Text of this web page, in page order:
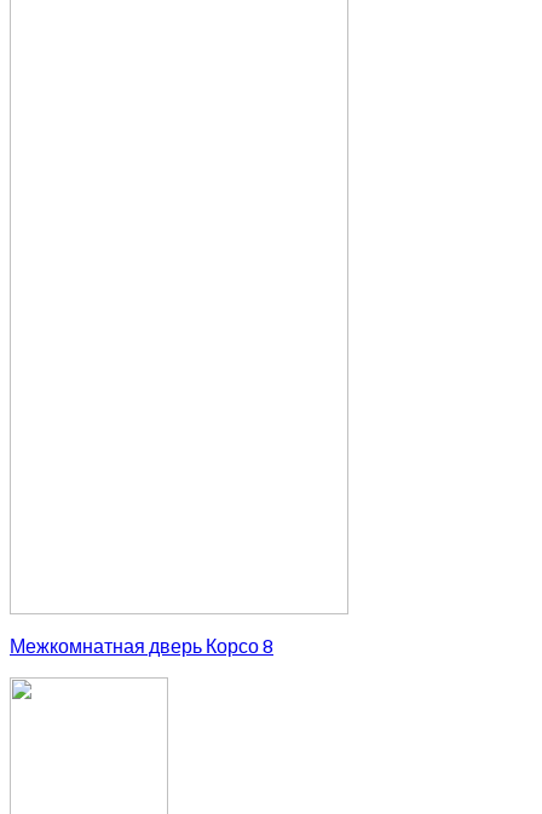
Межкомнатная дверь Корсо 8